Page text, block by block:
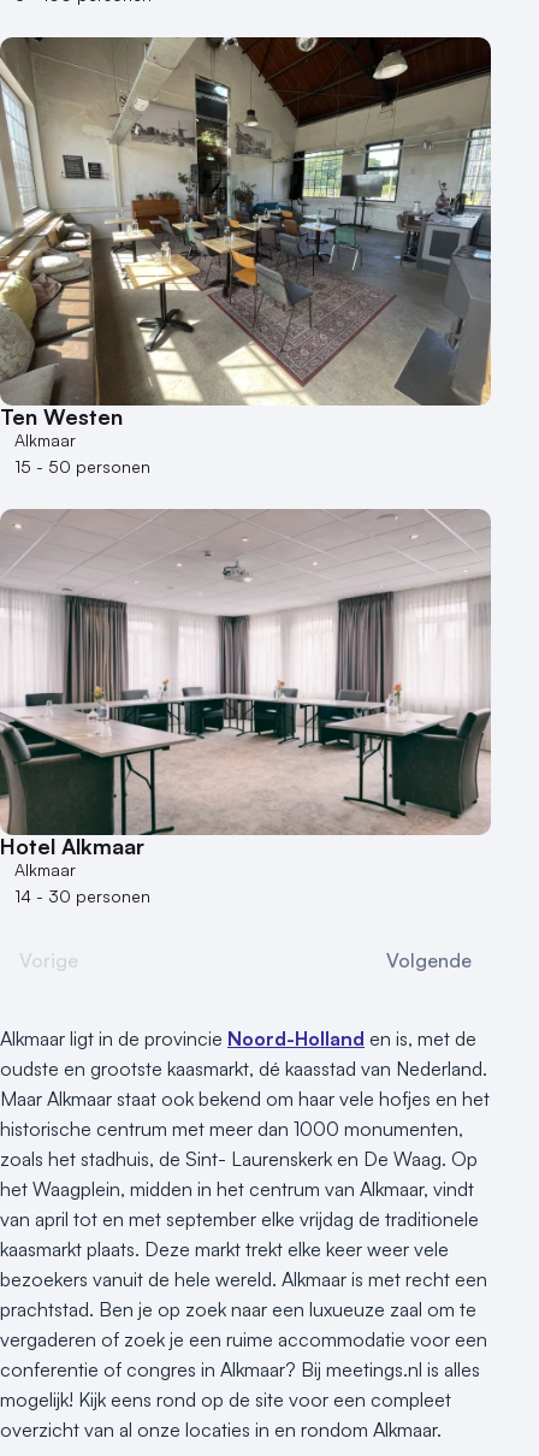
Ten Westen
Alkmaar
15 - 50 personen
Hotel Alkmaar
Alkmaar
14 - 30 personen
Vorige Volgende
Alkmaar ligt in de provincie Noord-Holland en is, met de
oudste en grootste kaasmarkt, dé kaasstad van Nederland.
Maar Alkmaar staat ook bekend om haar vele hofjes en het
historische centrum met meer dan 1000 monumenten,
zoals het stadhuis, de Sint- Laurenskerk en De Waag. Op
het Waagplein, midden in het centrum van Alkmaar, vindt
van april tot en met september elke vrijdag de traditionele
kaasmarkt plaats. Deze markt trekt elke keer weer vele
bezoekers vanuit de hele wereld. Alkmaar is met recht een
prachtstad. Ben je op zoek naar een luxueuze zaal om te
vergaderen of zoek je een ruime accommodatie voor een
conferentie of congres in Alkmaar? Bij meetings.nl is alles
mogelijk! Kijk eens rond op de site voor een compleet
overzicht van al onze locaties in en rondom Alkmaar.